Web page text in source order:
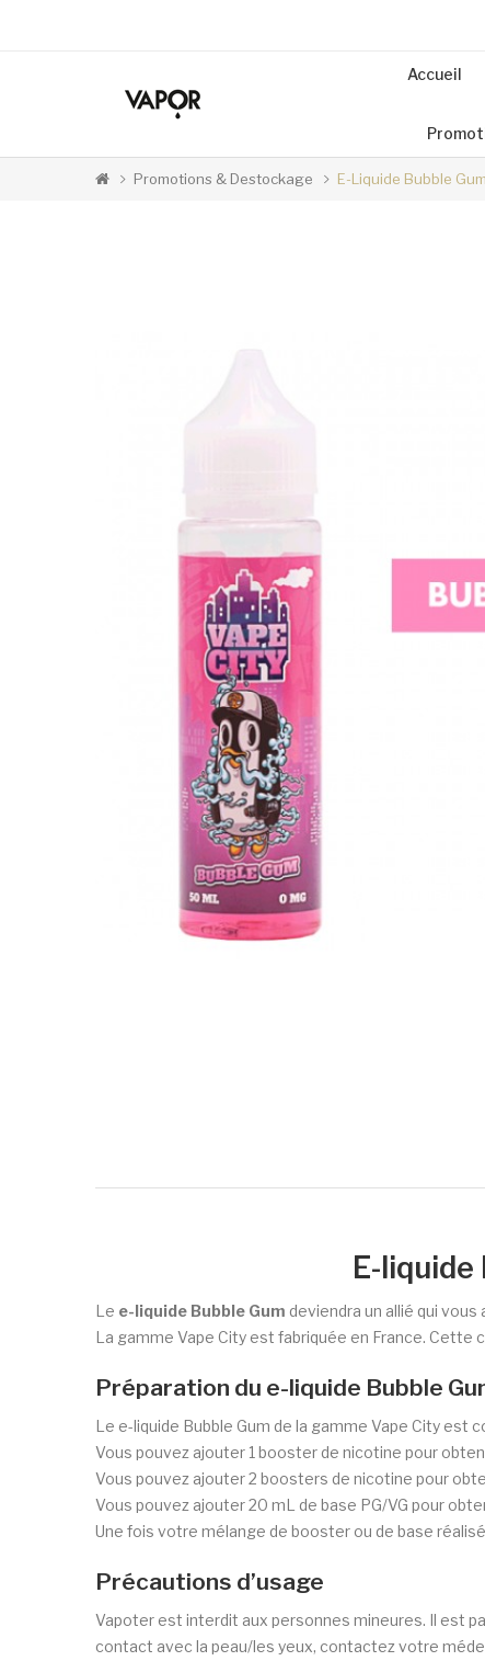
Accueil
Promotions & Destockage E-Liquide Bubble
E-
Le e-liquide Bubble Gum deviendra un allié qui
La gamme Vape City est fabriquée en France.
Préparation du e-liquide Bubble
Le e-liquide Bubble Gum de la gamme Vape City est
Vous pouvez ajouter 1 booster de nicotine pour
Vous pouvez ajouter 2 boosters de nicotine pour
Vous pouvez ajouter 20 mL de base PG/VG pour
Une fois votre mélange de booster ou de base
Précautions d’usage
Vapoter est interdit aux personnes mineures. Il est
contact avec la peau/les yeux, contactez votre